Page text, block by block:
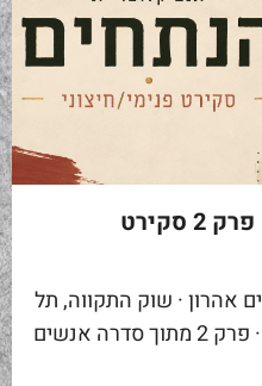
אנציקלופדיית הנתחים · פרק 2 סקירט
אהרון · שוק התקווה, תל
אביב אנציקלופדיית הנתחים · פרק 2 מתוך סדרה אנשים
שאלה ראשונה...